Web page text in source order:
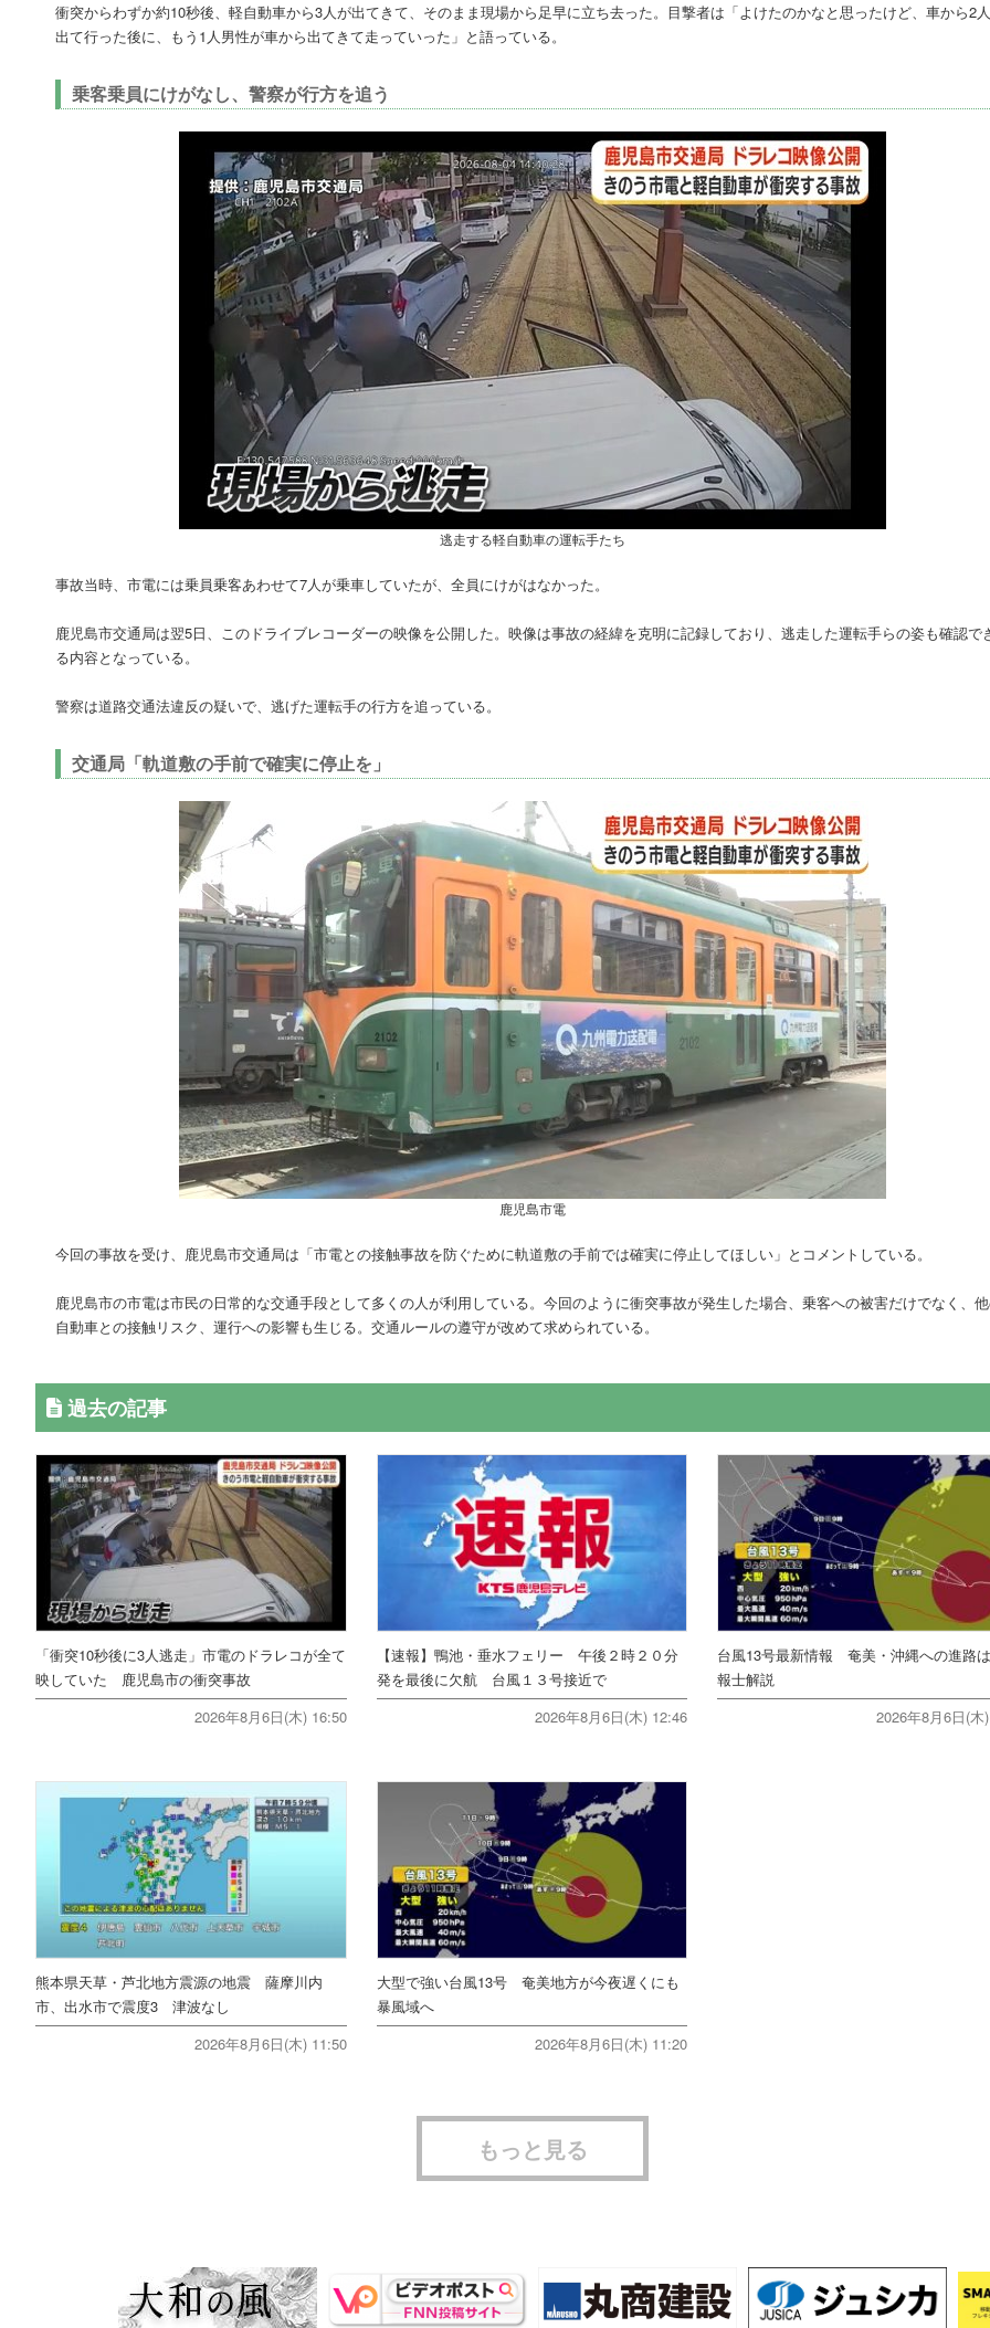
衝突からわずか約10秒後、軽自動車から3人が出てきて、そのまま現場から足早に立ち去った。目撃者は「よけたのかなと思ったけど、車から2
出て行った後に、もう1人男性が車から出てきて走っていった」と語っている。
乗客乗員にけがなし、警察が行方を追う
逃走する軽自動車の運転手たち
事故当時、市電には乗員乗客あわせて7人が乗車していたが、全員にけがはなかった。
鹿児島市交通局は翌5日、このドライブレコーダーの映像を公開した。映像は事故の経緯を克明に記録しており、逃走した運転手らの姿も確認で
る内容となっている。
警察は道路交通法違反の疑いで、逃げた運転手の行方を追っている。
交通局「軌道敷の手前で確実に停止を」
鹿児島市電
今回の事故を受け、鹿児島市交通局は「市電との接触事故を防ぐために軌道敷の手前では確実に停止してほしい」とコメントしている。
鹿児島市の市電は市民の日常的な交通手段として多くの人が利用している。今回のように衝突事故が発生した場合、乗客への被害だけでなく、
自動車との接触リスク、運行への影響も生じる。交通ルールの遵守が改めて求められている。
過去の記事
「衝突10秒後に3人逃走」市電のドラレコが全て
映していた 鹿児島市の衝突事故
2026年8月6日(木) 16:50
【速報】鴨池・垂水フェリー 午後２時２０分
発を最後に欠航 台風１３号接近で
2026年8月6日(木) 12:46
台風13号最新情報 奄美・沖縄への進路
報士解説
2026年8月6日(木
熊本県天草・芦北地方震源の地震 薩摩川内
市、出水市で震度3 津波なし
2026年8月6日(木) 11:50
大型で強い台風13号 奄美地方が今夜遅くにも
暴風域へ
2026年8月6日(木) 11:20
もっと見る